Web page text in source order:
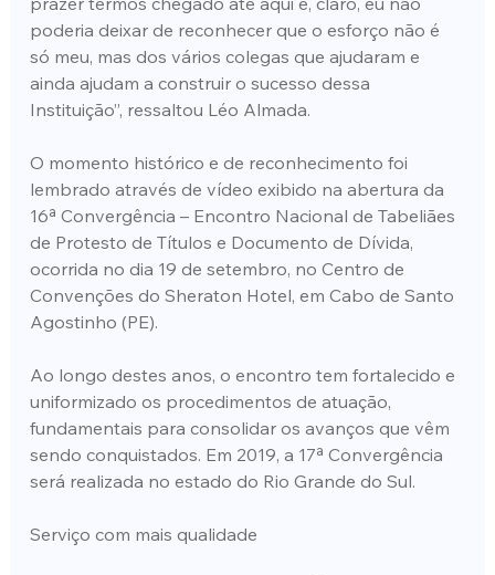
poderia deixar de reconhecer que o esforço não é
só meu, mas dos vários colegas que ajudaram e
ainda ajudam a construir o sucesso dessa
Instituição”, ressaltou Léo Almada.
O momento histórico e de reconhecimento foi
lembrado através de vídeo exibido na abertura da
16ª Convergência – Encontro Nacional de Tabeliães
de Protesto de Títulos e Documento de Dívida,
ocorrida no dia 19 de setembro, no Centro de
Convenções do Sheraton Hotel, em Cabo de Santo
Agostinho (PE).
Ao longo destes anos, o encontro tem fortalecido e
uniformizado os procedimentos de atuação,
fundamentais para consolidar os avanços que vêm
sendo conquistados. Em 2019, a 17ª Convergência
será realizada no estado do Rio Grande do Sul.
Serviço com mais qualidade